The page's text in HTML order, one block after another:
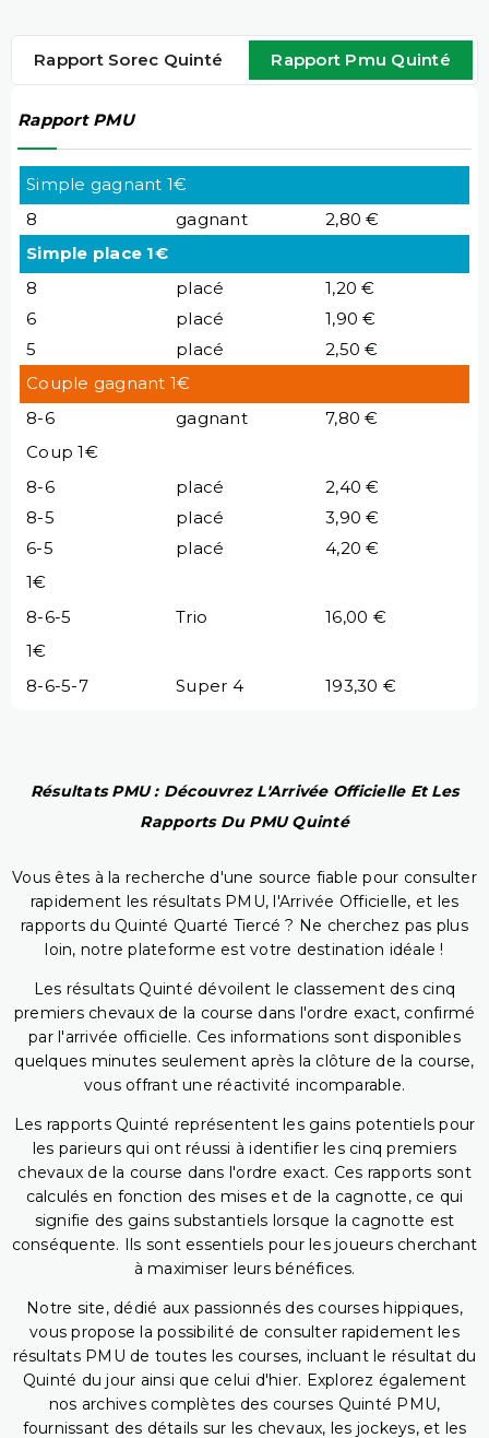
Rapport Sorec Quinté Rapport Pmu Quinté
Rapport PMU
Simple gagnant 1€
8
gagnant
2,80 €
Simple place 1€
8
placé
1,20 €
6
placé
1,90 €
5
placé
2,50 €
Couple gagnant 1€
8-6
gagnant
7,80 €
Coup 1€
8-6
placé
2,40 €
8-5
placé
3,90 €
6-5
placé
4,20 €
1€
8-6-5
Trio
16,00 €
1€
8-6-5-7
Super 4 193,30 €
Résultats PMU : Découvrez L'Arrivée Officielle Et Les
Rapports Du PMU Quinté
Vous êtes à la recherche d'une source fiable pour consulter
rapidement les résultats PMU, l'Arrivée Officielle, et les
rapports du Quinté Quarté Tiercé ? Ne cherchez pas plus
loin, notre plateforme est votre destination idéale !
Les résultats Quinté dévoilent le classement des cinq
premiers chevaux de la course dans l'ordre exact, confirmé
par l'arrivée officielle. Ces informations sont disponibles
quelques minutes seulement après la clôture de la course,
vous offrant une réactivité incomparable.
Les rapports Quinté représentent les gains potentiels pour
les parieurs qui ont réussi à identifier les cinq premiers
chevaux de la course dans l'ordre exact. Ces rapports sont
calculés en fonction des mises et de la cagnotte, ce qui
signifie des gains substantiels lorsque la cagnotte est
conséquente. Ils sont essentiels pour les joueurs cherchant
à maximiser leurs bénéfices.
Notre site, dédié aux passionnés des courses hippiques,
vous propose la possibilité de consulter rapidement les
résultats PMU de toutes les courses, incluant le résultat du
Quinté du jour ainsi que celui d'hier. Explorez également
nos archives complètes des courses Quinté PMU,
fournissant des détails sur les chevaux, les jockeys, et les